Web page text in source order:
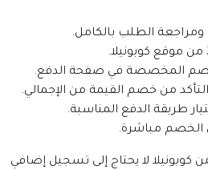
ومراجعة الطلب بالكامل.
المخصصة في صفحة الدفع.
من خصم القيمة من الإجمالي.
طريقة الدفع المناسبة.
الخصم مباشرة.
لا يحتاج إلى تسجيل إضافي